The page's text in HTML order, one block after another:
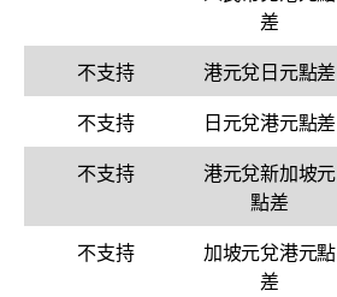
差
不支持 港元兌日元點差
不支持 日元兌港元點差
不支持
港元兌新加坡元
點差
不支持
加坡元兌港元點
差